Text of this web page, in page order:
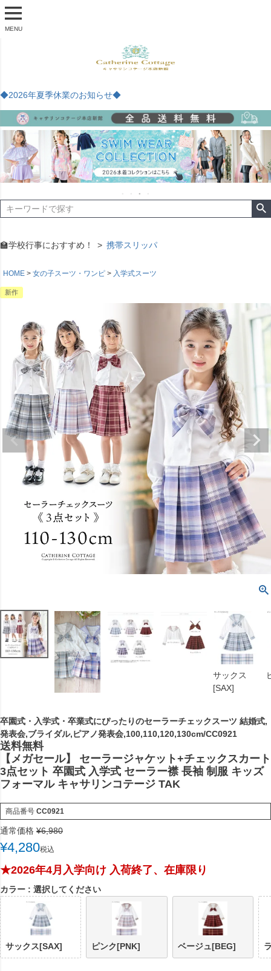
MENU
◆2026年夏季休業のお知らせ◆
🏫学校行事におすすめ！ 携帯スリッパ
HOME 女の子スーツ・ワンピ 入学式スーツ
新作
サックス
[SAX]
卒園式・入学式・卒業式にぴったりのセーラーチェックスーツ 結婚式,
発表会,ブライダル,ピアノ発表会,100,110,120,130cm/CC0921
送料無料
【メガセール】 セーラージャケット+チェックスカート
3点セット 卒園式 入学式 セーラー襟 長袖 制服 キッズ
フォーマル キャサリンコテージ TAK
商品番号 CC0921
通常価格 ¥6,980
¥4,280税込
★2026年4月入学向け 入荷終了、在庫限り
カラー 選択してください
サックス[SAX] ピンク[PNK] ベージュ[BEG]